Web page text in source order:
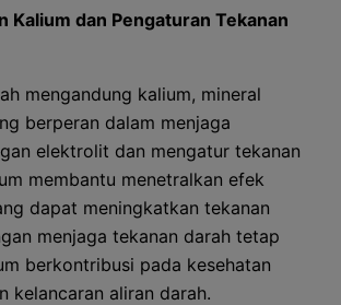
Kalium dan Pengaturan Tekanan
mengandung kalium, mineral
berperan dalam menjaga
elektrolit dan mengatur tekanan
membantu menetralkan efek
dapat meningkatkan tekanan
menjaga tekanan darah tetap
berkontribusi pada kesehatan
kelancaran aliran darah.